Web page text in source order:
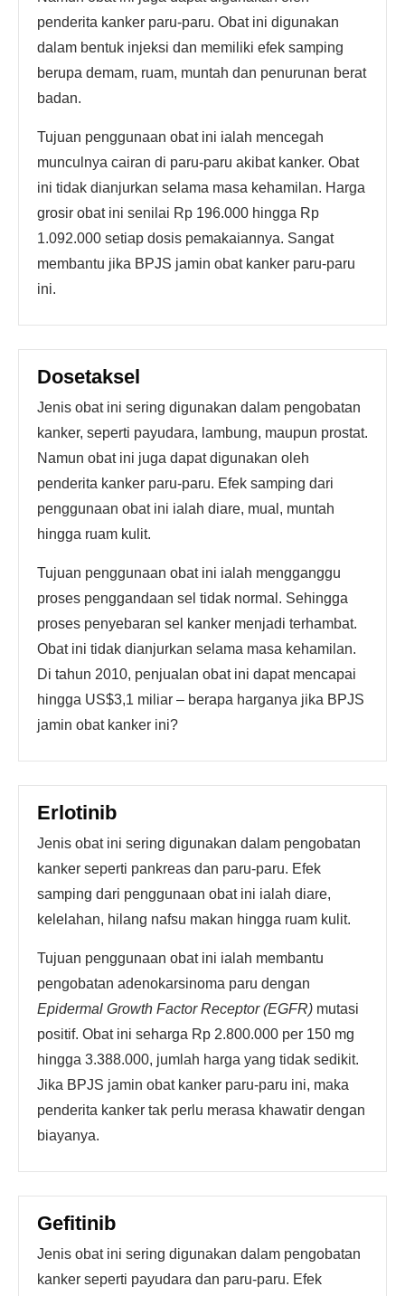
penderita kanker paru-paru. Obat ini digunakan
dalam bentuk injeksi dan memiliki efek samping
berupa demam, ruam, muntah dan penurunan berat
badan.
Tujuan penggunaan obat ini ialah mencegah
munculnya cairan di paru-paru akibat kanker. Obat
ini tidak dianjurkan selama masa kehamilan. Harga
grosir obat ini senilai Rp 196.000 hingga Rp
1.092.000 setiap dosis pemakaiannya. Sangat
membantu jika BPJS jamin obat kanker paru-paru
ini.
Dosetaksel
Jenis obat ini sering digunakan dalam pengobatan
kanker, seperti payudara, lambung, maupun prostat.
Namun obat ini juga dapat digunakan oleh
penderita kanker paru-paru. Efek samping dari
penggunaan obat ini ialah diare, mual, muntah
hingga ruam kulit.
Tujuan penggunaan obat ini ialah mengganggu
proses penggandaan sel tidak normal. Sehingga
proses penyebaran sel kanker menjadi terhambat.
Obat ini tidak dianjurkan selama masa kehamilan.
Di tahun 2010, penjualan obat ini dapat mencapai
hingga US$3,1 miliar – berapa harganya jika BPJS
jamin obat kanker ini?
Erlotinib
Jenis obat ini sering digunakan dalam pengobatan
kanker seperti pankreas dan paru-paru. Efek
samping dari penggunaan obat ini ialah diare,
kelelahan, hilang nafsu makan hingga ruam kulit.
Tujuan penggunaan obat ini ialah membantu
pengobatan adenokarsinoma paru dengan
Epidermal Growth Factor Receptor (EGFR) mutasi
positif. Obat ini seharga Rp 2.800.000 per 150 mg
hingga 3.388.000, jumlah harga yang tidak sedikit.
Jika BPJS jamin obat kanker paru-paru ini, maka
penderita kanker tak perlu merasa khawatir dengan
biayanya.
Gefitinib
Jenis obat ini sering digunakan dalam pengobatan
kanker seperti payudara dan paru-paru. Efek